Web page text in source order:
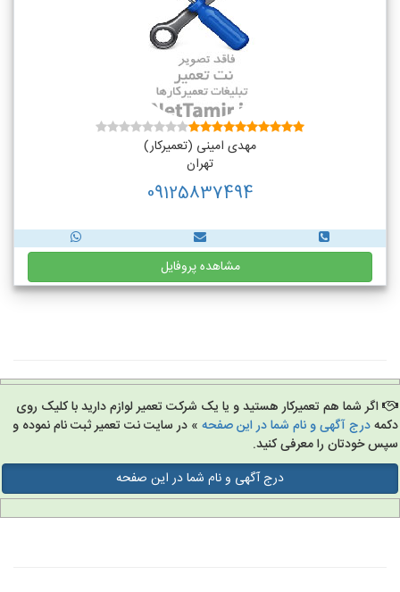
مهدی امینی (تعمیرکار)
تهران
09125837494
مشاهده پروفایل
اگر شما هم تعمیرکار هستید و یا یک شرکت تعمیر لوازم دارید با کلیک روی
درج آگهی و نام شما در این صفحه» در سایت نت تعمیر ثبت نام نموده و
خودتان را معرفی کنید.
درج آگهی و نام شما در این صفحه